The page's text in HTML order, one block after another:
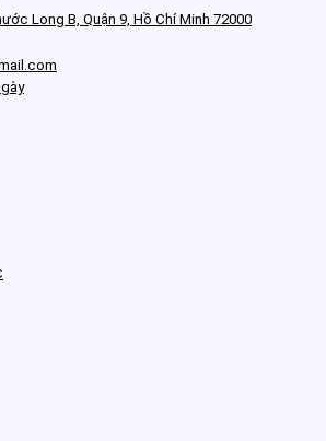
Long B, Quận 9, Hồ Chí Minh 72000